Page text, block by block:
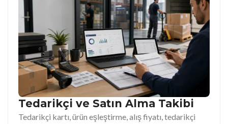
Tedarikçi ve Satın Alma Takibi
Tedarikçi kartı, ürün eşleştirme, alış fiyatı, tedarikçi